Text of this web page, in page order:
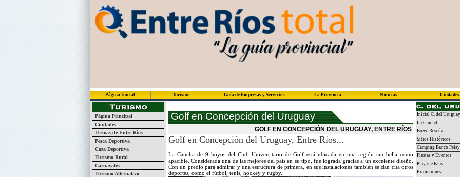
Página Inicial Turismo Guía de Empresas y Servicios La Provincia Noticias Ciudades
Página Principal
Ciudades
Termas de Entre Ríos
Pesca Deportiva
Caza Deportiva
Turismo Rural
Carnavales
Turismo Alternativo
Golf en Concepción del Uruguay
GOLF EN CONCEPCIÓN DEL URUGUAY, ENTRE RÍOS
Golf en Concepción del Uruguay, Entre Ríos...
La Cancha de 9 hoyos del Club Universitario de Golf está ubicada en una región tan bella como
apacible. Considerada una de las mejores del país en su tipo, fue lograda gracias a un excelente diseño.
Con un predio para admirar y una estructura de primera, en sus instalaciones también se dan cita otros
deportes, como el fútbol, tenis, hockey y rugby.
Inicial C. del Uruguay
La Ciudad
Breve Reseña
Sitios Históricos
Camping Banco Pelay
Fiestas y Eventos
Playas e Islas
Excursiones